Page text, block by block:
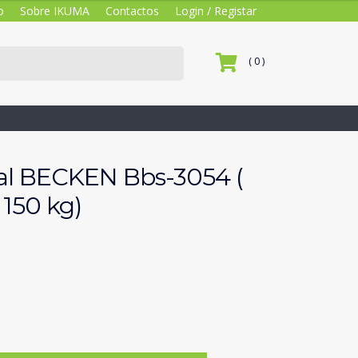
Sobre IKUMA Contactos Login / Registar
( 0 )
BECKEN Bbs-3054 (
kg)